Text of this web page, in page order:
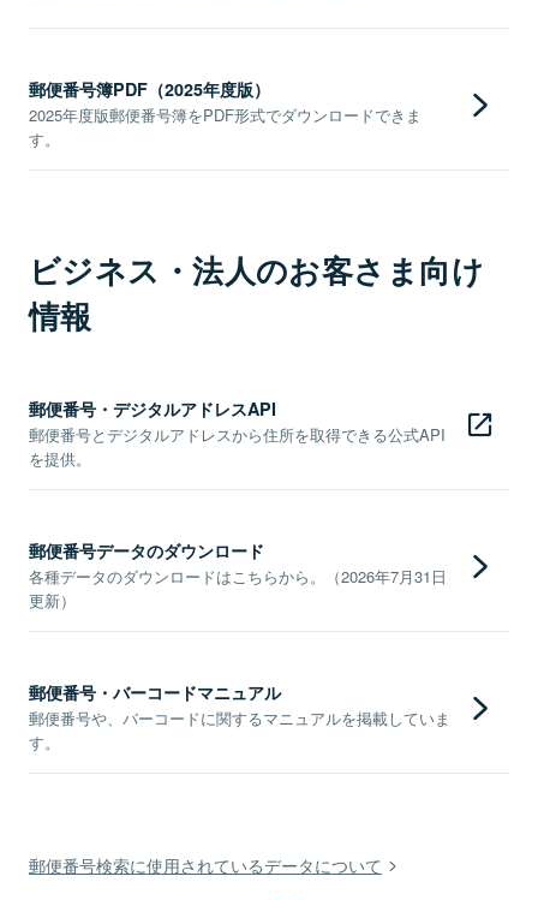
郵便番号簿PDF（2025年度版）
2025年度版郵便番号簿をPDF形式でダウンロードできま
す。
ビジネス・法人のお客さま向け
情報
郵便番号・デジタルアドレスAPI
郵便番号とデジタルアドレスから住所を取得できる公式API
を提供。
郵便番号データのダウンロード
各種データのダウンロードはこちらから。（2026年7月31日
更新）
郵便番号・バーコードマニュアル
郵便番号や、バーコードに関するマニュアルを掲載していま
す。
郵便番号検索に使用されているデータについて